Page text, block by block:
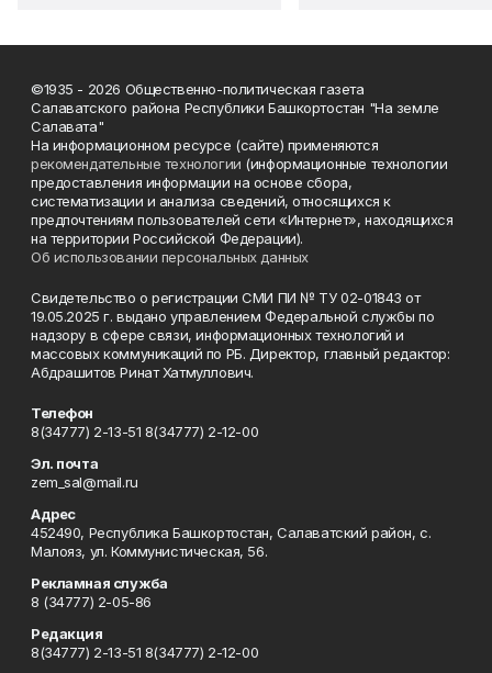
©1935 - 2026 Общественно-политическая газета
Салаватского района Республики Башкортостан "На земле
Салавата"
На информационном ресурсе (сайте) применяются
рекомендательные технологии (информационные технологии
предоставления информации на основе сбора,
систематизации и анализа сведений, относящихся к
предпочтениям пользователей сети «Интернет», находящихся
на территории Российской Федерации).
Об использовании персональных данных
Свидетельство о регистрации СМИ ПИ № ТУ 02-01843 от
19.05.2025 г. выдано управлением Федеральной службы по
надзору в сфере связи, информационных технологий и
массовых коммуникаций по РБ. Директор, главный редактор:
Абдрашитов Ринат Хатмуллович.
Телефон
8(34777) 2-13-51 8(34777) 2-12-00
Эл. почта
zem_sal@mail.ru
Адрес
452490, Республика Башкортостан, Салаватский район, с.
Малояз, ул. Коммунистическая, 56.
Рекламная служба
8 (34777) 2-05-86
Редакция
8(34777) 2-13-51 8(34777) 2-12-00